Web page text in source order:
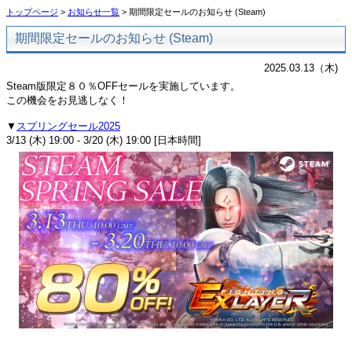
トップページ > お知らせ一覧 > 期間限定セールのお知らせ (Steam)
期間限定セールのお知らせ (Steam)
2025.03.13（木)
Steam版限定８０％OFFセールを実施しています。
この機会をお見逃しなく！
▼ スプリングセール2025
3/13 (木) 19:00 - 3/20 (木) 19:00 [日本時間]